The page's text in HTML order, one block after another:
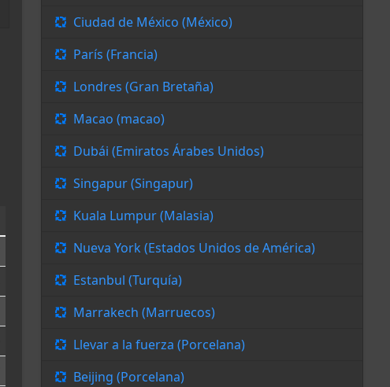
Ciudad de México (México)
París (Francia)
Londres (Gran Bretaña)
Macao (macao)
Dubái (Emiratos Árabes Unidos)
Singapur (Singapur)
Kuala Lumpur (Malasia)
Nueva York (Estados Unidos de América)
Estanbul (Turquía)
Marrakech (Marruecos)
Llevar a la fuerza (Porcelana)
Beijing (Porcelana)